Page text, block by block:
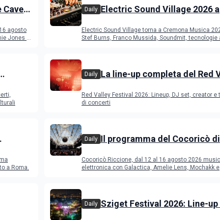
Cave
agosto
Jones e
Daily Electric Sound Village 2026 a
Young Band Contest, il
Electric Sound Village torna a Cremona Musica
Stef Burns, Franco Mussida, Soundmit, tecnologie
Daily La line-up completa del Red
Red Valley Festival 2026: Lineup, DJ set, creator e
di concerti
a Roma.
Daily Il programma del Cocoricò di
Cocoricò Riccione, dal 12 al 16 agosto 2026
elettronica con Galactica, Amelie Lens, Mochakk e
Daily Sziget Festival 2026: Line-up